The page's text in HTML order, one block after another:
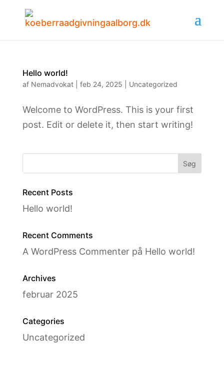
Hello world!
af Nemadvokat| feb 24, 2025 Uncategorized
Welcome to WordPress. This is your first
post. Edit or delete it, then start writing!
Søg
Recent Posts
Hello world!
Recent Comments
A WordPress Commenterpå Hello world!
Archives
februar 2025
Categories
Uncategorized